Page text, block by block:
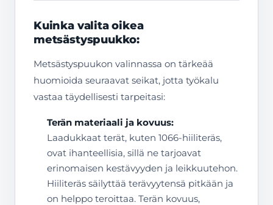
Kuinka valita oikea
metsästyspuukko:
Metsästyspuukon valinnassa on tärkeää
huomioida seuraavat seikat, jotta työkalu
vastaa täydellisesti tarpeitasi:
Terän materiaali ja kovuus:
Laadukkaat terät, kuten 1066-hiiliteräs,
ovat ihanteellisia, sillä ne tarjoavat
erinomaisen kestävyyden ja leikkuutehon.
Hiiliteräs säilyttää terävyytensä pitkään ja
on helppo teroittaa. Terän kovuus,